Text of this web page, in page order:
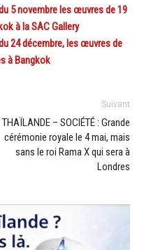
5 novembre les œuvres de 19
à la SAC Gallery
24 décembre, les œuvres de
à Bangkok
Suivant
THAÏLANDE – SOCIÉTÉ : Grande
cérémonie royale le 4 mai, mais
sans le roi Rama X qui sera à
Londres